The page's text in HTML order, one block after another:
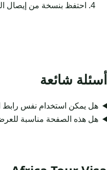
احتفظ بنسخة من إيصال
أسئلة شائعة
هل يمكن استخدام نفس رابط
هل هذه الصفحة مناسبة